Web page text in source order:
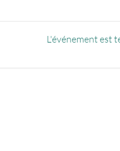
L'événement est